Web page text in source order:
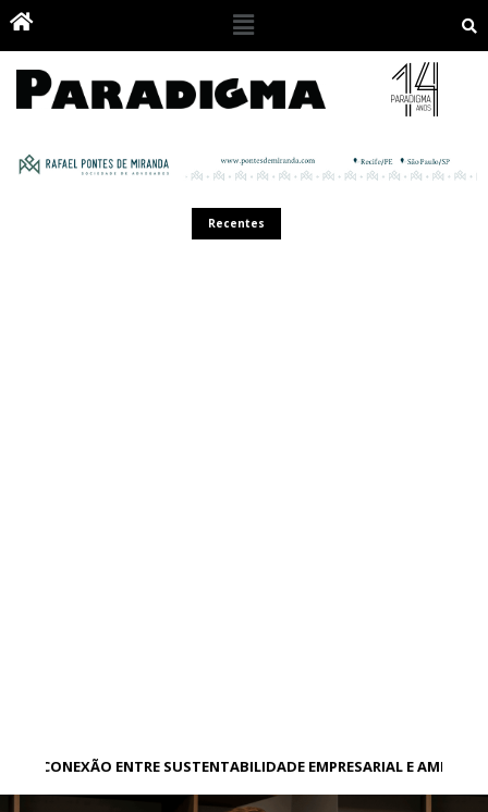
Recentes
A CONEXÃO ENTRE SUSTENTABILIDADE EMPRESARIAL E